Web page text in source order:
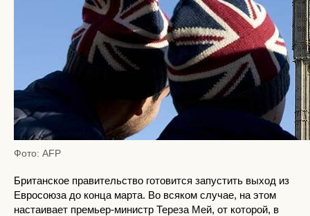
Фото: AFP
Британское правительство готовится запустить выход из
Евросоюза до конца марта. Во всяком случае, на этом
настаивает премьер-министр Тереза Мей, от которой, в